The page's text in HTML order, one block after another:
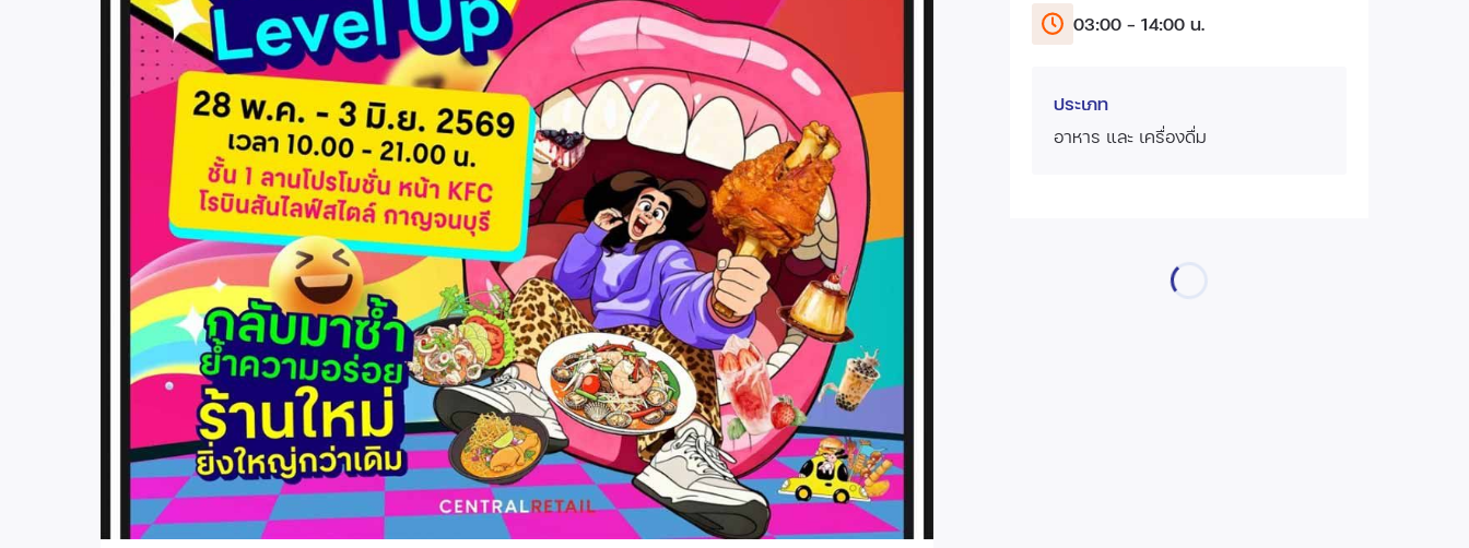
03:00 - 14:00 น.
ประเภท
อาหาร และ เครื่องดื่ม